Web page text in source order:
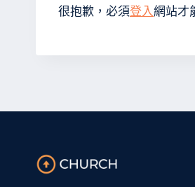
很抱歉，必須登入網站才